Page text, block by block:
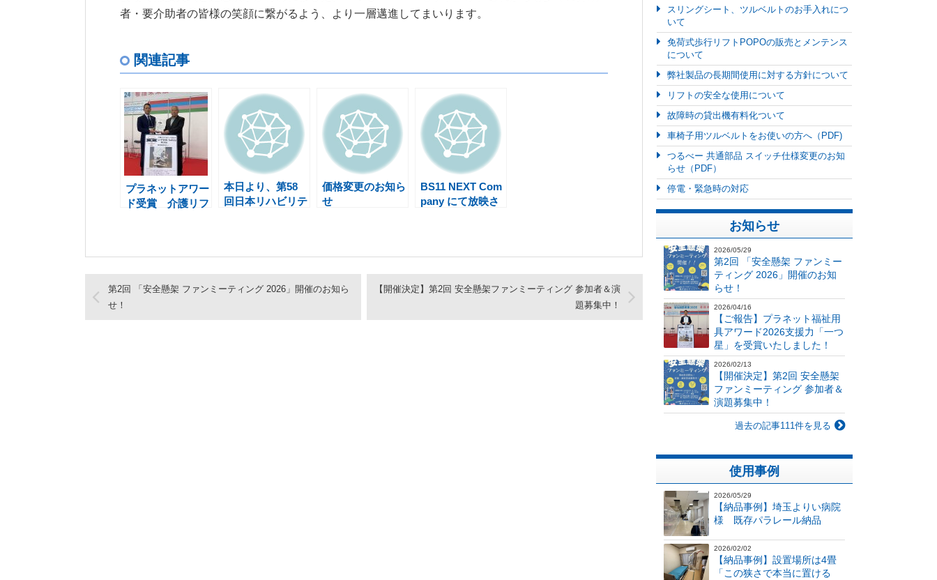
者・要介助者の皆様の笑顔に繋がるよう、より一層邁進してまいります。
関連記事
プラネットアワー
ド受賞 介護リフ
本日より、第58
回日本リハビリテ
価格変更のお知ら
せ
BS11 NEXT Com
pany にて放映さ
第2回 「安全懸架 ファンミーティング 2026」開催のお知ら
せ！
【開催決定】第2回 安全懸架ファンミーティング 参加者＆演
題募集中！
スリングシート、ツルベルトのお手入れにつ
いて
免荷式歩行リフトPOPOの販売とメンテンス
について
弊社製品の長期間使用に対する方針について
リフトの安全な使用について
故障時の貸出機有料化ついて
車椅子用ツルベルトをお使いの方へ（PDF)
つるべー 共通部品 スイッチ仕様変更のお知
らせ（PDF）
停電・緊急時の対応
お知らせ
2026/05/29
第2回 「安全懸架 ファンミー
ティング 2026」開催のお知
らせ！
2026/04/16
【ご報告】プラネット福祉用
具アワード2026支援力「一つ
星」を受賞いたしました！
2026/02/13
【開催決定】第2回 安全懸架
ファンミーティング 参加者＆
演題募集中！
過去の記事111件を見る
使用事例
2026/05/29
【納品事例】埼玉よりい病院
様 既存パラレール納品
2026/02/02
【納品事例】設置場所は4畳
「この狭さで本当に置ける